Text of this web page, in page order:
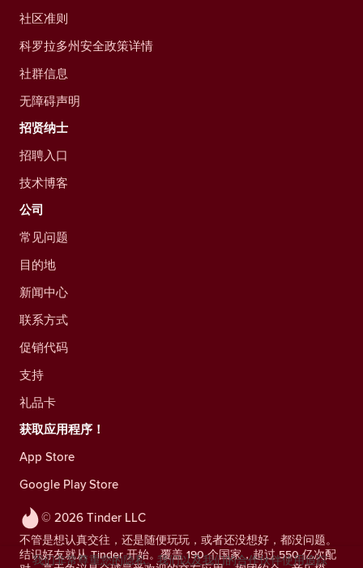
© 2026 Tinder LLC
不管是想认真交往，还是随便玩玩，或者还没想好，都没问题。
结识好友就从 Tinder 开始。覆盖 190 个国家，超过 550 亿次配
社区准则
科罗拉多州安全政策详情
社群信息
无障碍声明
招贤纳士
招聘入口
技术博客
公司
常见问题
目的地
新闻中心
联系方式
促销代码
支持
礼品卡
获取应用程序！
App Store
Google Play Store
我们非常尊重您的隐私。我们以及我们的合作伙伴使用追踪